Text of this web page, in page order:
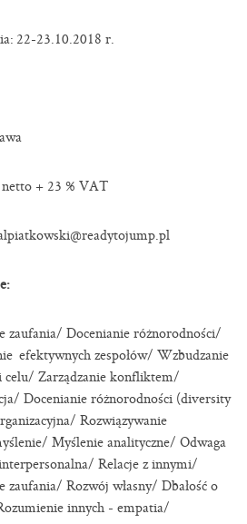
22-23.10.2018 r.
+ 23 % VAT
zaufania/ Docenianie różnorodności/
efektywnych zespołów/ Wzbudzanie
Zarządzanie konfliktem/
Docenianie różnorodności (diversity
Rozwiązywanie
Myślenie analityczne/ Odwaga
Relacje z innymi/
Rozwój własny/ Dbałość o
innych - empatia/